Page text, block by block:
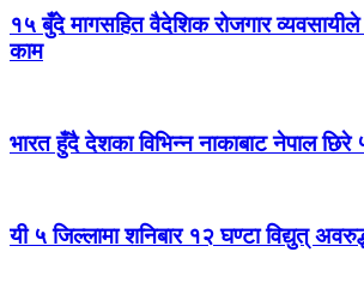
१५ बुँदे मागसहित वैदेशिक रोजगार
काम
भारत हुँदै देशका विभिन्न नाकाबाट नेपाल छिरे
यी ५ जिल्लामा शनिबार १२ घण्टा विद्युत्